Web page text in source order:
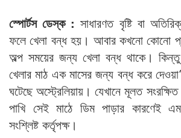
স্পোর্টস ডেস্ক :সাধারণত বৃষ্টি বা
ফলে খেলা বন্ধ হয়। আবার কখনো কোনো
অল্প সময়ের জন্য খেলা বন্ধ থাকে।
খেলার মাঠ এক মাসের জন্য বন্ধ করে
ঘটেছে অস্ট্রেলিয়ায়। যেখানে মূলত
পাখি সেই মাঠে ডিম পাড়ার কারণেই
সংশ্লিষ্ট কর্তৃপক্ষ।